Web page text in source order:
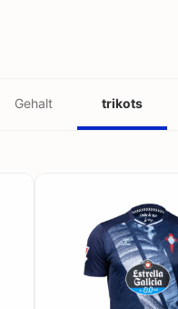
Gehalt trikots